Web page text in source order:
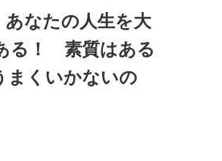
なたの人生を大
る！ 素質はある
まくいかないの